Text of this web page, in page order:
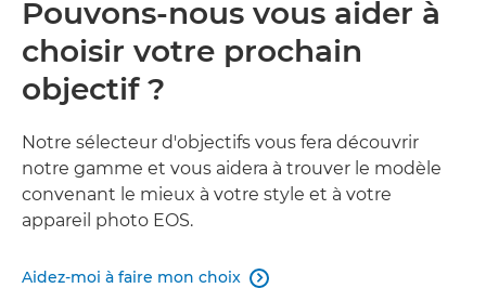
Pouvons-nous vous aider à
choisir votre prochain
objectif ?
Notre sélecteur d'objectifs vous fera découvrir
notre gamme et vous aidera à trouver le modèle
convenant le mieux à votre style et à votre
appareil photo EOS.
Aidez-moi à faire mon choix 